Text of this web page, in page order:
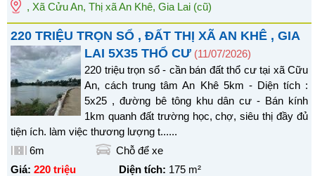
, Xã Cửu An, Thị xã An Khê, Gia Lai (cũ)
220 TRIỆU TRỌN SỔ , ĐẤT THỊ XÃ AN KHÊ , GIA
LAI 5X35 THỔ CƯ (11/07/2026)
220 triệu trọn sổ - cần bán đất thổ cư tại xã Cữu
An, cách trung tâm An Khê 5km - Diện tích :
5x25 , đường bê tông khu dân cư - Bán kính
1km quanh đất trường học, chợ, siêu thị đầy đủ
tiện ích. làm việc thương lượng t......
6m
Chỗ để xe
Giá: 220 triệu Diện tích: 175 m²